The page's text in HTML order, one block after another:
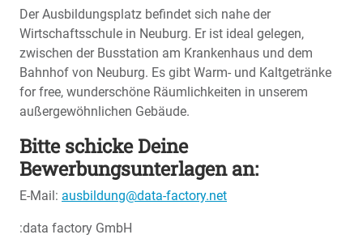
Der Ausbildungsplatz befindet sich nahe der
Wirtschaftsschule in Neuburg. Er ist ideal gelegen,
zwischen der Busstation am Krankenhaus und dem
Bahnhof von Neuburg. Es gibt Warm- und Kaltgetränke
for free, wunderschöne Räumlichkeiten in unserem
außergewöhnlichen Gebäude.
Bitte schicke Deine
Bewerbungsunterlagen an:
E-Mail: ausbildung@data-factory.net
:data factory GmbH